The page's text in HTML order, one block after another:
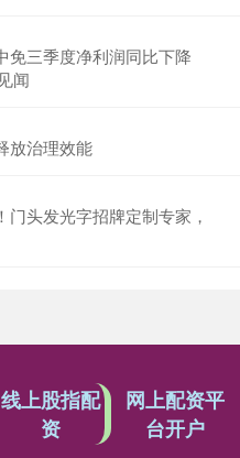
免三季度净利润同比下降
闻
放治理效能
头发光字招牌定制专家，
线上股指配
资
网上配资平
台开户